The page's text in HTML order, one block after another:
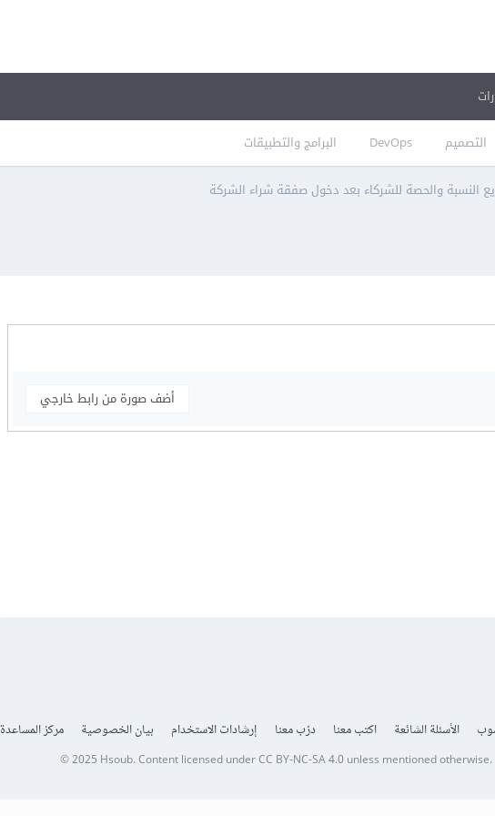
التصميم DevOps البرامج والتطبيقات
النسبة والحصة للشركاء بعد دخول صفقة شراء الشركة
أضف صورة من رابط خارجي
الأسئلة الشائعة اكتب معنا درّب معنا إرشادات الاستخدام بيان الخصوصية مركز المساعدة
© 2025 Hsoub.Content licensed underCC BY-NC-SA 4.0unless mentioned otherwise.